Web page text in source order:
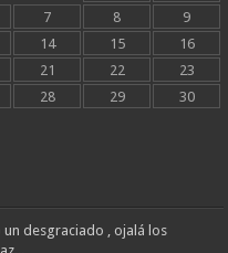
7 8
9
14 15
16
21 22
23
28 29
30
un desgraciado , ojalá los